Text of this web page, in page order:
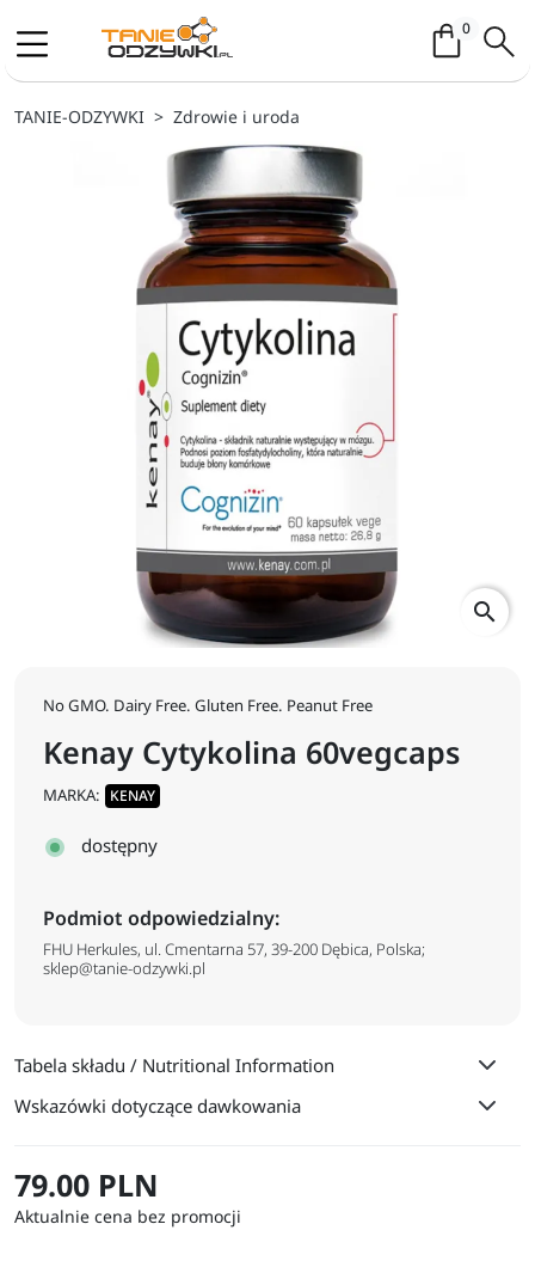
0Koszyk /
TANIE-ODZYWKI Zdrowie i uroda
search
No GMO. Dairy Free. Gluten Free. Peanut Free
Kenay Cytykolina 60vegcaps
MARKA: KENAY
dostępny
Podmiot odpowiedzialny:
FHU Herkules, ul. Cmentarna 57, 39-200 Dębica, Polska;
sklep@tanie-odzywki.pl
Tabela składu / Nutritional Information
Wskazówki dotyczące dawkowania
79.00 PLN
Aktualnie cena bez promocji